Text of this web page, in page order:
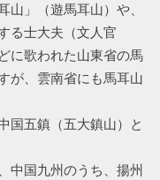
」（遊馬耳山）や、
る士大夫（文人官
に歌われた山東省の馬
が、雲南省にも馬耳山
国五鎮（五大鎮山）と
中国九州のうち、揚州